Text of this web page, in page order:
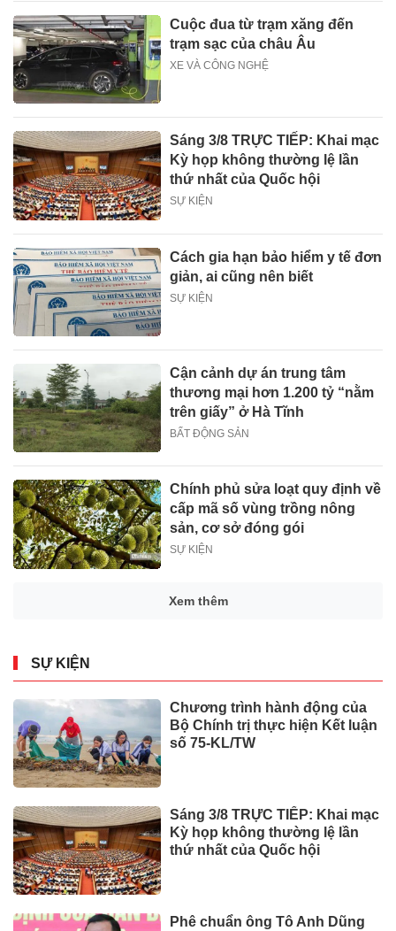
Cuộc đua từ trạm xăng đến
trạm sạc của châu Âu
XE VÀ CÔNG NGHỆ
Sáng 3/8 TRỰC TIẾP: Khai mạc
Kỳ họp không thường lệ lần
thứ nhất của Quốc hội
SỰ KIỆN
Cách gia hạn bảo hiểm y tế đơn
giản, ai cũng nên biết
SỰ KIỆN
Cận cảnh dự án trung tâm
thương mại hơn 1.200 tỷ “nằm
trên giấy” ở Hà Tĩnh
BẤT ĐỘNG SẢN
Chính phủ sửa loạt quy định về
cấp mã số vùng trồng nông
sản, cơ sở đóng gói
SỰ KIỆN
Xem thêm
SỰ KIỆN
Chương trình hành động của
Bộ Chính trị thực hiện Kết luận
số 75-KL/TW
Sáng 3/8 TRỰC TIẾP: Khai mạc
Kỳ họp không thường lệ lần
thứ nhất của Quốc hội
Phê chuẩn ông Tô Anh Dũng